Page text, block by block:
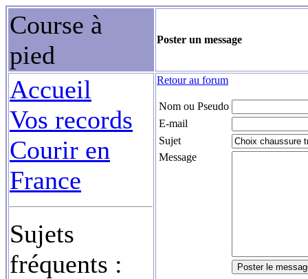
Course à
pied
Poster un message
Accueil
Vos records
Courir en
France
Sujets
fréquents :
Retour au forum
Nom ou Pseudo
E-mail
Sujet
Message